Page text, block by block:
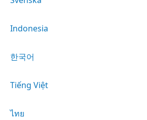
Indonesia
한국어
Tiếng Việt
ไทย